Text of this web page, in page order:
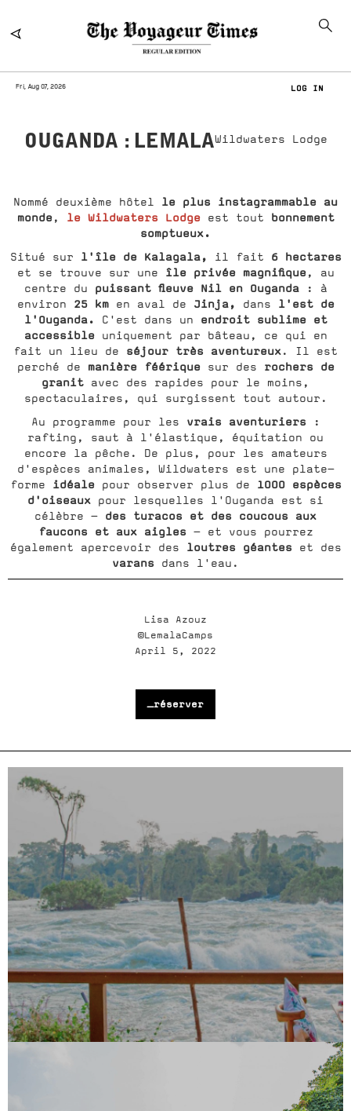
Fri, Aug 07, 2026 LOG IN
OUGANDA : LEMALAWildwaters Lodge
Nommé deuxième hôtel le plus instagrammable au
monde, le Wildwaters Lodgeest tout bonnement
somptueux.
Situé sur l'île de Kalagala, il fait 6 hectares
et se trouve sur une île privée magnifique, au
centre du puissant fleuve Nil en Ouganda
: à
environ 25 km en aval de Jinja, dans l'est de
l'Ouganda. C'est dans un endroit sublime et
accessibleuniquement par bâteau, ce qui en
fait un lieu de séjour très aventureux. Il est
perché de manière féérique sur des rochers de
granit
avec des rapides pour le moins,
spectaculaires, qui surgissent tout autour.
Au programme pour les vrais aventuriers:
rafting, saut à l'élastique, équitation ou
encore la pêche. De plus, pour les amateurs
d'espèces animales, Wildwaters est une plate-
forme idéalepour observer plus de 1000 espèces
d'oiseaux pour lesquelles l'Ouganda est si
célèbre - des turacos et des coucous aux
faucons et aux aigles- et vous pourrez
également apercevoir des loutres géanteset des
varans dans l'eau.
Lisa Azouz
©LemalaCamps
April 5, 2022
_réserver